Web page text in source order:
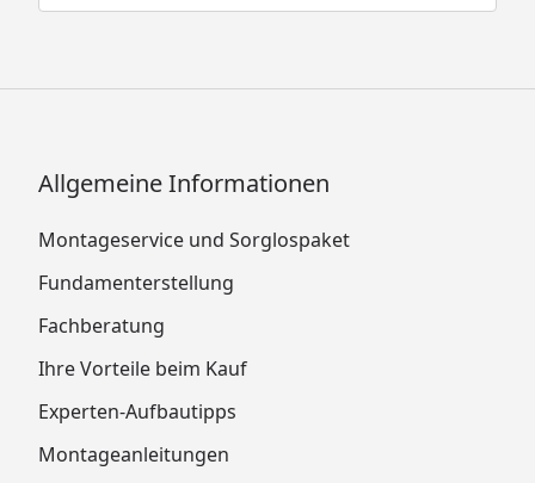
Allgemeine Informationen
Montageservice und Sorglospaket
Fundamenterstellung
Fachberatung
Ihre Vorteile beim Kauf
Experten-Aufbautipps
Montageanleitungen